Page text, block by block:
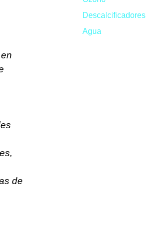
de
Descalcificadores
Agua